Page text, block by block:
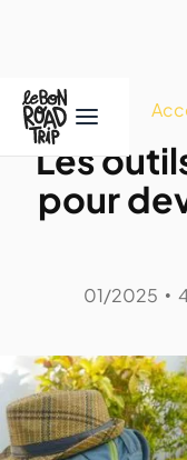
Les
pour
01/2025 •